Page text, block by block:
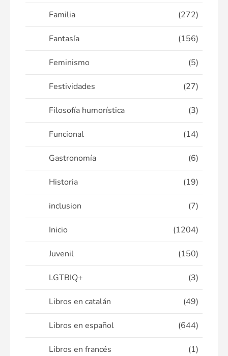
Familia (272)
Fantasía (156)
Feminismo (5)
Festividades (27)
Filosofía humorística (3)
Funcional (14)
Gastronomía (6)
Historia (19)
inclusion (7)
Inicio (1204)
Juvenil (150)
LGTBIQ+ (3)
Libros en catalán (49)
Libros en español (644)
Libros en francés (1)